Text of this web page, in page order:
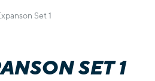
Set 1
SET 1